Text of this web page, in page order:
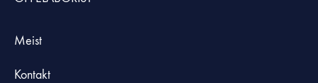
Meist
Kontakt